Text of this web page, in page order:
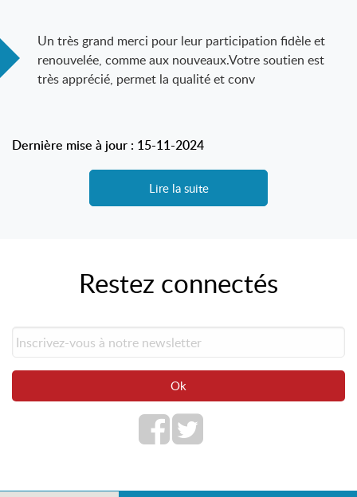
Un très grand merci pour leur participation fidèle et
renouvelée, comme aux nouveaux.Votre soutien est
très apprécié, permet la qualité et conv
Dernière mise à jour : 15-11-2024
Lire la suite
Restez connectés